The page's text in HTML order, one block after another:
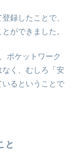
録したことで、
ができました。
ポケットワーク
く、むしろ「安
るということで
と